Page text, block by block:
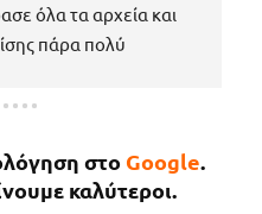
όλα τα αρχεία και
πάρα πολύ
δυνατόν
στο Google.
καλύτεροι.